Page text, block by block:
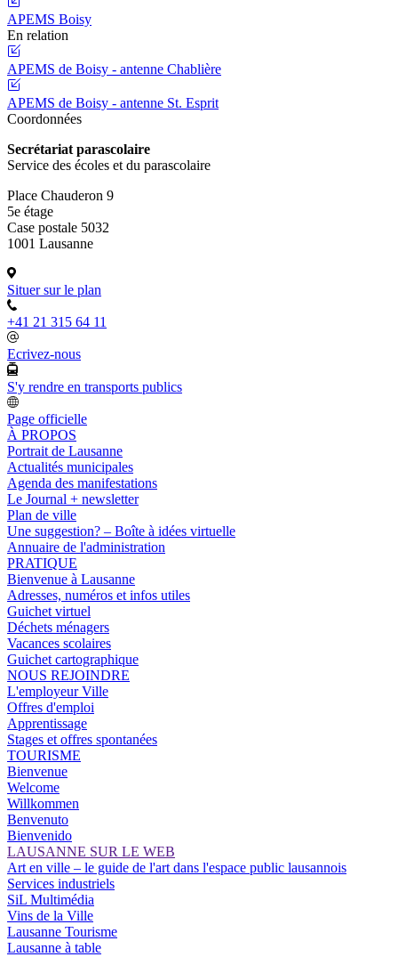
APEMS Boisy
En relation
APEMS de Boisy - antenne Chablière
APEMS de Boisy - antenne St. Esprit
Coordonnées
Secrétariat parascolaire
Service des écoles et du parascolaire
Place Chauderon 9
5e étage
Case postale 5032
1001 Lausanne
Situer sur le plan
+41 21 315 64 11
Ecrivez-nous
S'y rendre en transports publics
Page officielle
À PROPOS
Portrait de Lausanne
Actualités municipales
Agenda des manifestations
Le Journal + newsletter
Plan de ville
Une suggestion? – Boîte à idées virtuelle
Annuaire de l'administration
PRATIQUE
Bienvenue à Lausanne
Adresses, numéros et infos utiles
Guichet virtuel
Déchets ménagers
Vacances scolaires
Guichet cartographique
NOUS REJOINDRE
L'employeur Ville
Offres d'emploi
Apprentissage
Stages et offres spontanées
TOURISME
Bienvenue
Welcome
Willkommen
Benvenuto
Bienvenido
LAUSANNE SUR LE WEB
Art en ville – le guide de l'art dans l'espace public lausannois
Services industriels
SiL Multimédia
Vins de la Ville
Lausanne Tourisme
Lausanne à table